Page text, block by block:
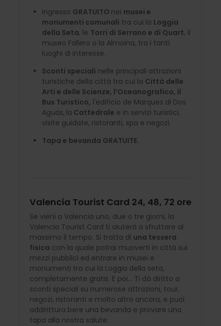
Ingresso GRATUITO nei musei e
monumenti comunali tra cui la Loggia
della Seta, le Torri di Serrano e di Quart, il
museo Fallero o la Almoina, tra i tanti
luoghi di interesse.
Sconti speciali nelle principali attrazioni
turistiche della città tra cui la Città delle
Arti e delle Scienze, l’Oceanografico, il
Bus Turistico, l'edificio de Marques di Dos
Aguas, la Cattedrale e in servizi turistici,
visite guidate, ristoranti, spa e negozi.
Tapa e bevanda GRATUITE.
Valencia Tourist Card 24, 48, 72 ore
Se vieni a Valencia uno, due o tre giorni, la
Valencia Tourist Card ti aiuterà a sfruttare al
massimo il tempo. Si tratta di una tessera
fisica con la quale potrai muoverti in città sui
mezzi pubblici ed entrare in musei e
monumenti tra cui la Loggia della seta,
completamente gratis. E poi... Ti dà diritto a
sconti speciali su numerose attrazioni, tour,
negozi, ristoranti e molto altro ancora, e puoi
addirittura bere una bevanda e provare una
tapa alla nostra salute.